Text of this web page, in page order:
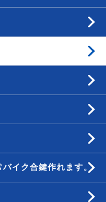
イク合鍵作れます。